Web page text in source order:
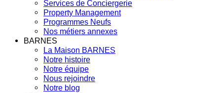
Services de Conciergerie
Property Management
Programmes Neufs
Nos métiers annexes
BARNES
La Maison BARNES
Notre histoire
Notre équipe
Nous rejoindre
Notre blog